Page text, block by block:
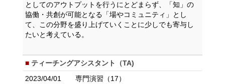
としてのアウトプットを行うにとどまらず、「知」の
協働・共創が可能となる「場やコミュニティ」とし
て、この分野を盛り上げていくことに少しでも寄与し
たいと考えている。
ティーチングアシスタント（TA)
2023/04/01
専門演習（17）